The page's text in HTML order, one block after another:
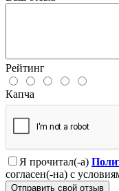
Рейтинг
Капча
Я прочитал(-а)
согласен(-на) с
Отправить свой отзыв